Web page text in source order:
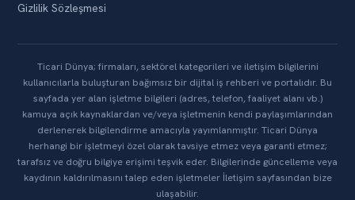
Gizlilik Sözleşmesi
Ticari Dünya; firmaları, sektörel kategorileri ve iletişim bilgilerini
kullanıcılarla buluşturan bağımsız bir dijital iş rehberi ve portalıdır. Bu
sayfada yer alan işletme bilgileri (adres, telefon, faaliyet alanı vb.)
kamuya açık kaynaklardan ve/veya işletmenin kendi paylaşımlarından
derlenerek bilgilendirme amacıyla yayımlanmıştır. Ticari Dünya
herhangi bir işletmeyi özel olarak tavsiye etmez veya garanti etmez;
tarafsız ve doğru bilgiye erişimi teşvik eder. Bilgilerinde güncelleme veya
kaydının kaldırılmasını talep eden işletmeler İletişim sayfasından bize
ulaşabilir.